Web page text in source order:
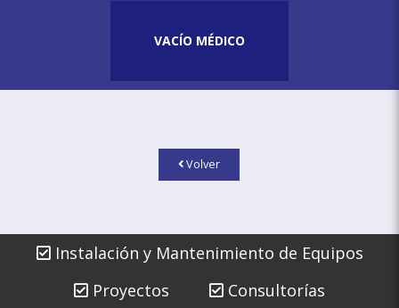
VACÍO MÉDICO
Volver
Instalación y Mantenimiento de Equipos
Proyectos
Consultorías